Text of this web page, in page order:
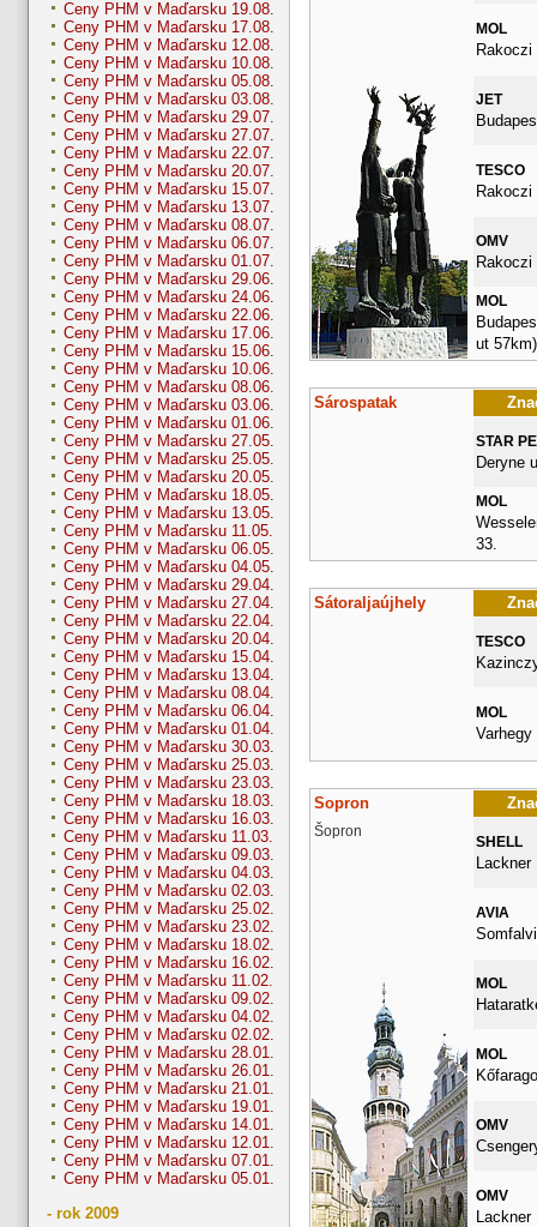
Ceny PHM v Maďarsku 19.08.
Ceny PHM v Maďarsku 17.08.
Ceny PHM v Maďarsku 12.08.
Ceny PHM v Maďarsku 10.08.
Ceny PHM v Maďarsku 05.08.
Ceny PHM v Maďarsku 03.08.
Ceny PHM v Maďarsku 29.07.
Ceny PHM v Maďarsku 27.07.
Ceny PHM v Maďarsku 22.07.
Ceny PHM v Maďarsku 20.07.
Ceny PHM v Maďarsku 15.07.
Ceny PHM v Maďarsku 13.07.
Ceny PHM v Maďarsku 08.07.
Ceny PHM v Maďarsku 06.07.
Ceny PHM v Maďarsku 01.07.
Ceny PHM v Maďarsku 29.06.
Ceny PHM v Maďarsku 24.06.
Ceny PHM v Maďarsku 22.06.
Ceny PHM v Maďarsku 17.06.
Ceny PHM v Maďarsku 15.06.
Ceny PHM v Maďarsku 10.06.
Ceny PHM v Maďarsku 08.06.
Ceny PHM v Maďarsku 03.06.
Ceny PHM v Maďarsku 01.06.
Ceny PHM v Maďarsku 27.05.
Ceny PHM v Maďarsku 25.05.
Ceny PHM v Maďarsku 20.05.
Ceny PHM v Maďarsku 18.05.
Ceny PHM v Maďarsku 13.05.
Ceny PHM v Maďarsku 11.05.
Ceny PHM v Maďarsku 06.05.
Ceny PHM v Maďarsku 04.05.
Ceny PHM v Maďarsku 29.04.
Ceny PHM v Maďarsku 27.04.
Ceny PHM v Maďarsku 22.04.
Ceny PHM v Maďarsku 20.04.
Ceny PHM v Maďarsku 15.04.
Ceny PHM v Maďarsku 13.04.
Ceny PHM v Maďarsku 08.04.
Ceny PHM v Maďarsku 06.04.
Ceny PHM v Maďarsku 01.04.
Ceny PHM v Maďarsku 30.03.
Ceny PHM v Maďarsku 25.03.
Ceny PHM v Maďarsku 23.03.
Ceny PHM v Maďarsku 18.03.
Ceny PHM v Maďarsku 16.03.
Ceny PHM v Maďarsku 11.03.
Ceny PHM v Maďarsku 09.03.
Ceny PHM v Maďarsku 04.03.
Ceny PHM v Maďarsku 02.03.
Ceny PHM v Maďarsku 25.02.
Ceny PHM v Maďarsku 23.02.
Ceny PHM v Maďarsku 18.02.
Ceny PHM v Maďarsku 16.02.
Ceny PHM v Maďarsku 11.02.
Ceny PHM v Maďarsku 09.02.
Ceny PHM v Maďarsku 04.02.
Ceny PHM v Maďarsku 02.02.
Ceny PHM v Maďarsku 28.01.
Ceny PHM v Maďarsku 26.01.
Ceny PHM v Maďarsku 21.01.
Ceny PHM v Maďarsku 19.01.
Ceny PHM v Maďarsku 14.01.
Ceny PHM v Maďarsku 12.01.
Ceny PHM v Maďarsku 07.01.
Ceny PHM v Maďarsku 05.01.
- rok 2009
MOL
Rakoczi
JET
TESCO
Rakoczi
OMV
Rakoczi
MOL
ut 57km)
Sárospatak
STAR
Deryne
MOL
33.
Sátoraljaújhely
TESCO
MOL
Sopron
Šopron
SHELL
AVIA
MOL
MOL
OMV
OMV